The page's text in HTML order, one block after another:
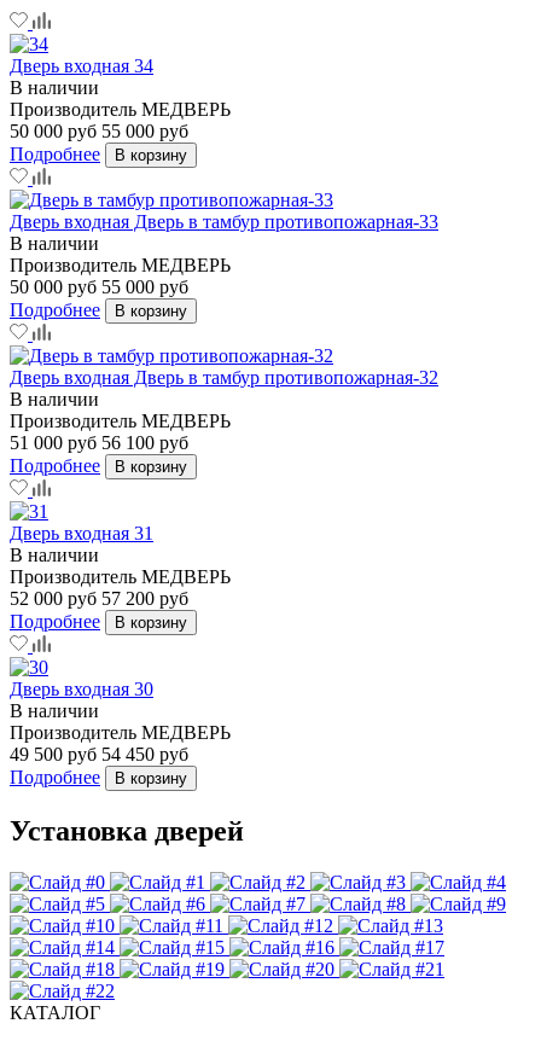
Дверь входная 34
В наличии
Производитель МЕДВЕРЬ
50 000 руб 55 000 руб
Подробнее
В корзину
Дверь входная Дверь в тамбур противопожарная-33
В наличии
Производитель МЕДВЕРЬ
50 000 руб 55 000 руб
Подробнее
В корзину
Дверь входная Дверь в тамбур противопожарная-32
В наличии
Производитель МЕДВЕРЬ
51 000 руб 56 100 руб
Подробнее
В корзину
Дверь входная 31
В наличии
Производитель МЕДВЕРЬ
52 000 руб 57 200 руб
Подробнее
В корзину
Дверь входная 30
В наличии
Производитель МЕДВЕРЬ
49 500 руб 54 450 руб
Подробнее
В корзину
Установка дверей
КАТАЛОГ